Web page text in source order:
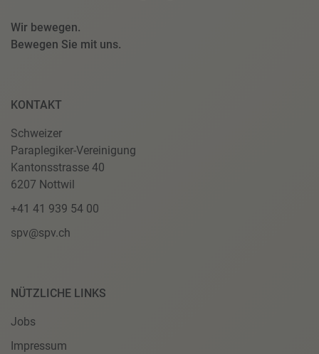
Wir bewegen.
Bewegen Sie mit uns.
KONTAKT
Schweizer
Paraplegiker-Vereinigung
Kantonsstrasse 40
6207 Nottwil
+41 41 939 54 00
spv@spv.ch
NÜTZLICHE LINKS
Jobs
Impressum